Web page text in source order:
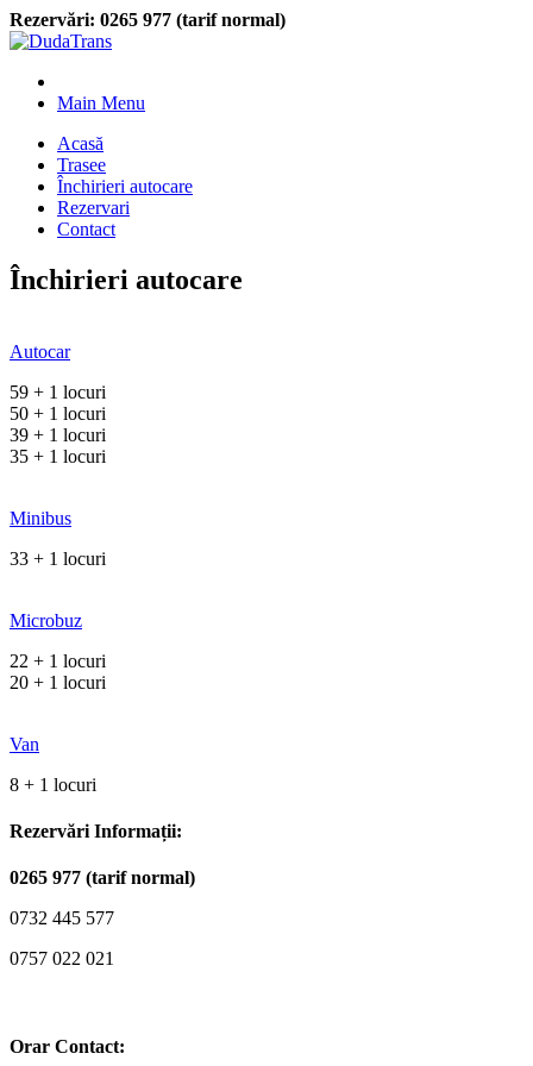
Rezervări: 0265 977 (tarif normal)
Main Menu
Acasă
Trasee
Închirieri autocare
Rezervari
Contact
Închirieri autocare
Autocar
59 + 1 locuri
50 + 1 locuri
39 + 1 locuri
35 + 1 locuri
Minibus
33 + 1 locuri
Microbuz
22 + 1 locuri
20 + 1 locuri
Van
8 + 1 locuri
Rezervări Informații:
0265 977 (tarif normal)
0732 445 577
0757 022 021
Orar Contact: